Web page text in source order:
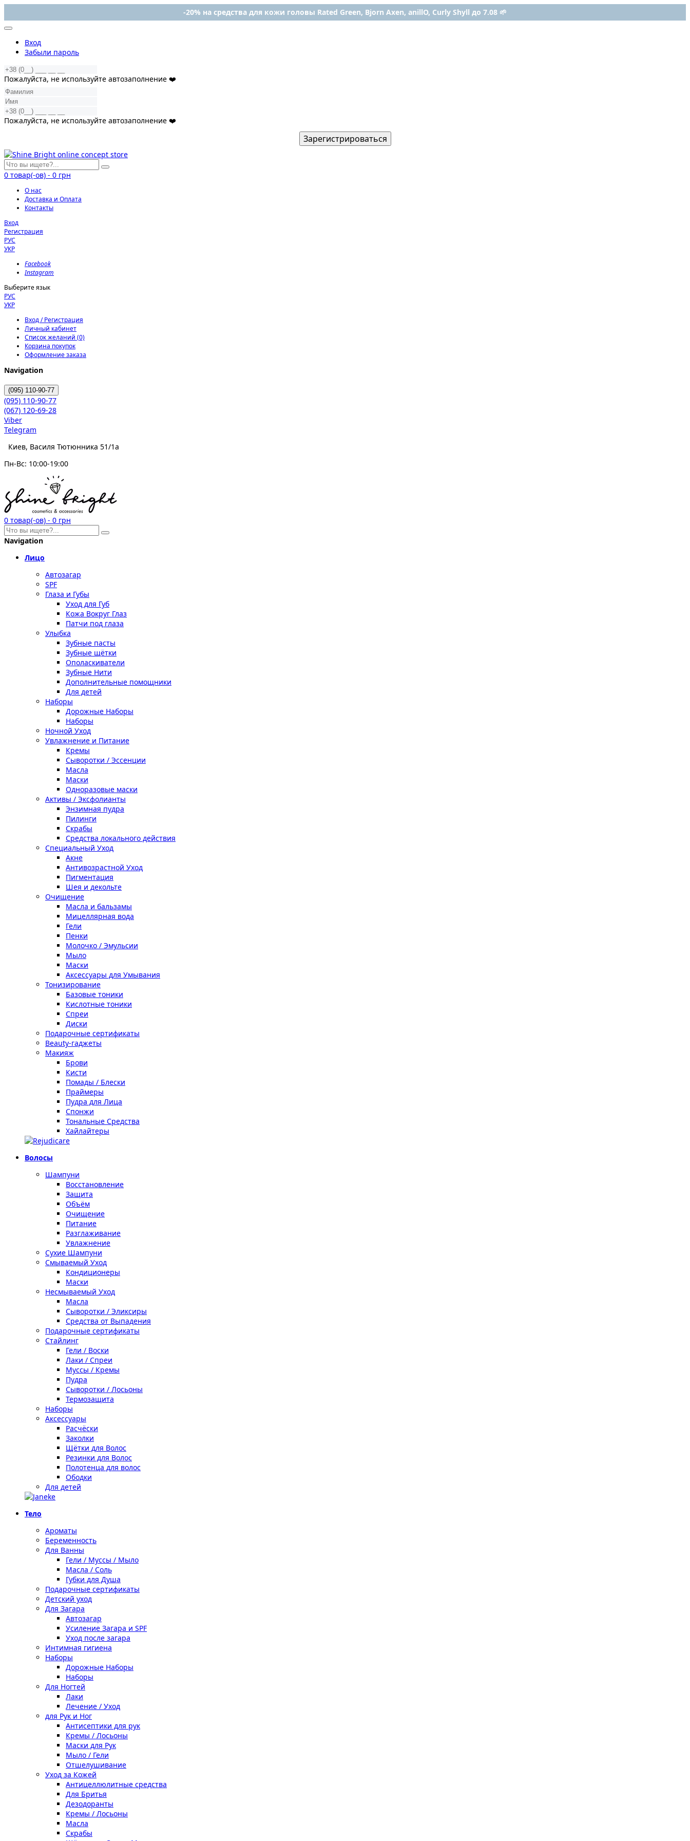
-20% на средства для кожи головы Rated Green, Bjorn Axen, anillO, Curly Shyll до 7.08 🌱
Вход
Забыли пароль
Пожалуйста, не используйте автозаполнение ❤️
Пожалуйста, не используйте автозаполнение ❤️
Зарегистрироваться
0 товар(-ов) - 0 грн
О нас
Доставка и Оплата
Контакты
Вход
Регистрация
РУС
УКР
Facebook
Instagram
Выберите язык
РУС
УКР
Вход / Регистрация
Личный кабинет
Список желаний (0)
Корзина покупок
Оформление заказа
Navigation
(095) 110-90-77
(095) 110-90-77
(067) 120-69-28
Viber
Telegram
Киев, Василя Тютюнника 51/1а
Пн-Вс: 10:00-19:00
0 товар(-ов) - 0 грн
Navigation
Лицо
Автозагар
SPF
Глаза и Губы
Уход для Губ
Кожа Вокруг Глаз
Патчи под глаза
Улыбка
Зубные пасты
Зубные щётки
Ополаскиватели
Зубные Нити
Дополнительные помощники
Для детей
Наборы
Дорожные Наборы
Наборы
Ночной Уход
Увлажнение и Питание
Кремы
Сыворотки / Эссенции
Масла
Маски
Одноразовые маски
Активы / Эксфолианты
Энзимная пудра
Пилинги
Скрабы
Средства локального действия
Специальный Уход
Акне
Антивозрастной Уход
Пигментация
Шея и декольте
Очищение
Масла и бальзамы
Мицеллярная вода
Гели
Пенки
Молочко / Эмульсии
Мыло
Маски
Аксессуары для Умывания
Тонизирование
Базовые тоники
Кислотные тоники
Спреи
Диски
Подарочные сертификаты
Beauty-гаджеты
Макияж
Брови
Кисти
Помады / Блески
Праймеры
Пудра для Лица
Спонжи
Тональные Средства
Хайлайтеры
Волосы
Шампуни
Восстановление
Защита
Объём
Очищение
Питание
Разглаживание
Увлажнение
Сухие Шампуни
Смываемый Уход
Кондиционеры
Маски
Несмываемый Уход
Масла
Сыворотки / Эликсиры
Средства от Выпадения
Подарочные сертификаты
Стайлинг
Гели / Воски
Лаки / Спреи
Муссы / Кремы
Пудра
Сыворотки / Лосьоны
Термозащита
Наборы
Аксессуары
Расчёски
Заколки
Щётки для Волос
Резинки для Волос
Полотенца для волос
Ободки
Для детей
Тело
Ароматы
Беременность
Для Ванны
Гели / Муссы / Мыло
Масла / Соль
Губки для Душа
Подарочные сертификаты
Детский уход
Для Загара
Автозагар
Усиление Загара и SPF
Уход после загара
Интимная гигиена
Наборы
Дорожные Наборы
Наборы
Для Ногтей
Лаки
Лечение / Уход
для Рук и Ног
Антисептики для рук
Кремы / Лосьоны
Маски для Рук
Мыло / Гели
Отшелушивание
Уход за Кожей
Антицеллюлитные средства
Для Бритья
Дезодоранты
Кремы / Лосьоны
Масла
Скрабы